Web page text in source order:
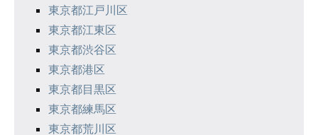
東京都江戸川区
東京都江東区
東京都渋谷区
東京都港区
東京都目黒区
東京都練馬区
東京都荒川区